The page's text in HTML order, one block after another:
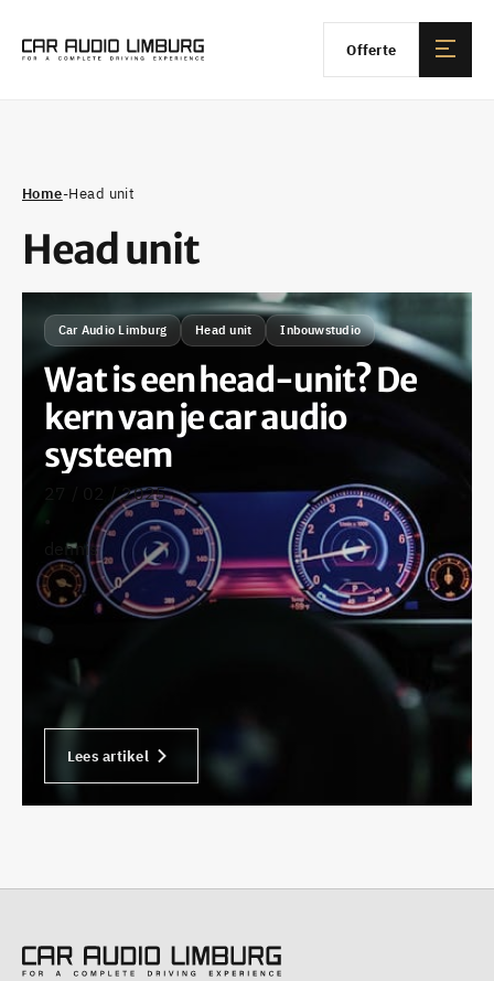
Offerte
Home-Head unit
Head unit
Car Audio Limburg Head unit Inbouwstudio
Wat is een head-unit? De
kern van je car audio
systeem
27 / 02 / 2025
dennis
Lees artikel